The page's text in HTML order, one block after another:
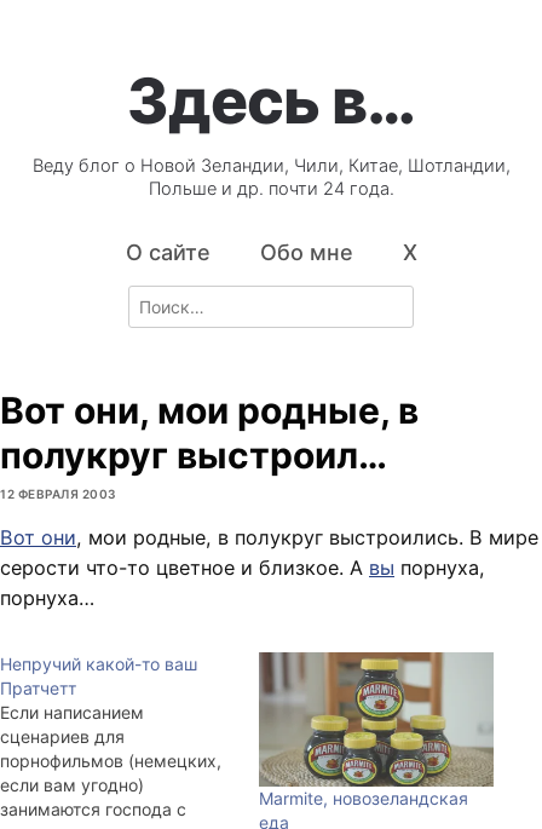
Здесь в…
Веду блог о Новой Зеландии, Чили, Китае, Шотландии,
Польше и др. почти 24 года.
О сайте Обо мне X
Search
for:
Вот они, мои родные, в
полукруг выстроил…
12 ФЕВРАЛЯ 2003
Вот они, мои родные, в полукруг выстроились. В мире
серости что-то цветное и близкое. А вы порнуха,
порнуха…
Непручий какой-то ваш
Пратчетт
Если написанием
сценариев для
порнофильмов (немецких,
если вам угодно)
занимаются господа с
Marmite, новозеландская
еда